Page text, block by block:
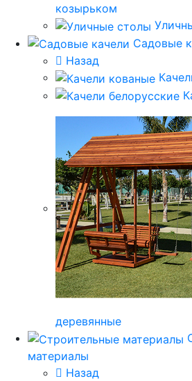
козырьком
Садовые
Назад
деревянные
материалы
Назад